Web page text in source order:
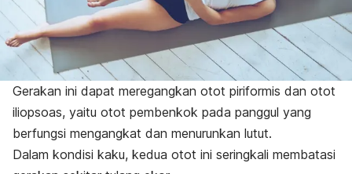
Gerakan ini dapat meregangkan otot piriformis dan otot
iliopsoas, yaitu otot pembenkok pada panggul yang
berfungsi mengangkat dan menurunkan lutut.
Dalam kondisi kaku, kedua otot ini seringkali membatasi